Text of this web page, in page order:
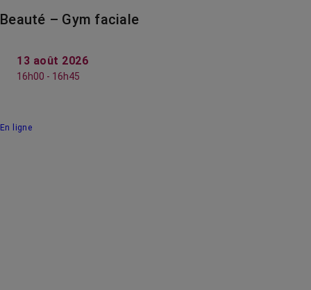
Beauté – Gym faciale
13 août 2026
16h00 - 16h45
En ligne